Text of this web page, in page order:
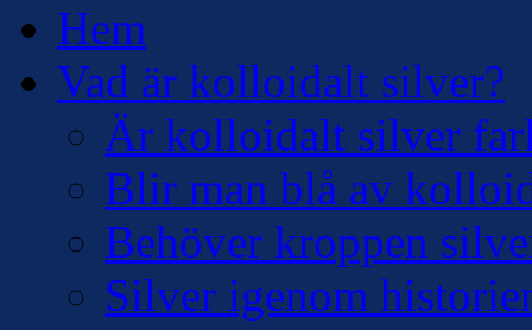
Hem
Vad är kolloidalt silver?
Är kolloidalt silver
Blir man blå av
Behöver kroppen
Silver igenom